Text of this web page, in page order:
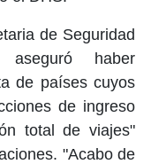
de Seguridad
haber
de países cuyos
de ingreso
total de viajes"
"Acabo de